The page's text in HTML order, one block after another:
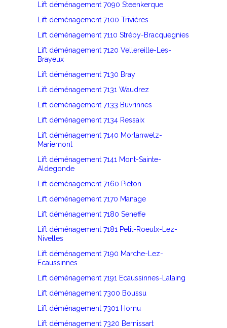
Lift déménagement 7090 Steenkerque
Lift déménagement 7100 Trivières
Lift déménagement 7110 Strépy-Bracquegnies
Lift déménagement 7120 Vellereille-Les-
Brayeux
Lift déménagement 7130 Bray
Lift déménagement 7131 Waudrez
Lift déménagement 7133 Buvrinnes
Lift déménagement 7134 Ressaix
Lift déménagement 7140 Morlanwelz-
Mariemont
Lift déménagement 7141 Mont-Sainte-
Aldegonde
Lift déménagement 7160 Piéton
Lift déménagement 7170 Manage
Lift déménagement 7180 Seneffe
Lift déménagement 7181 Petit-Roeulx-Lez-
Nivelles
Lift déménagement 7190 Marche-Lez-
Ecaussinnes
Lift déménagement 7191 Ecaussinnes-Lalaing
Lift déménagement 7300 Boussu
Lift déménagement 7301 Hornu
Lift déménagement 7320 Bernissart